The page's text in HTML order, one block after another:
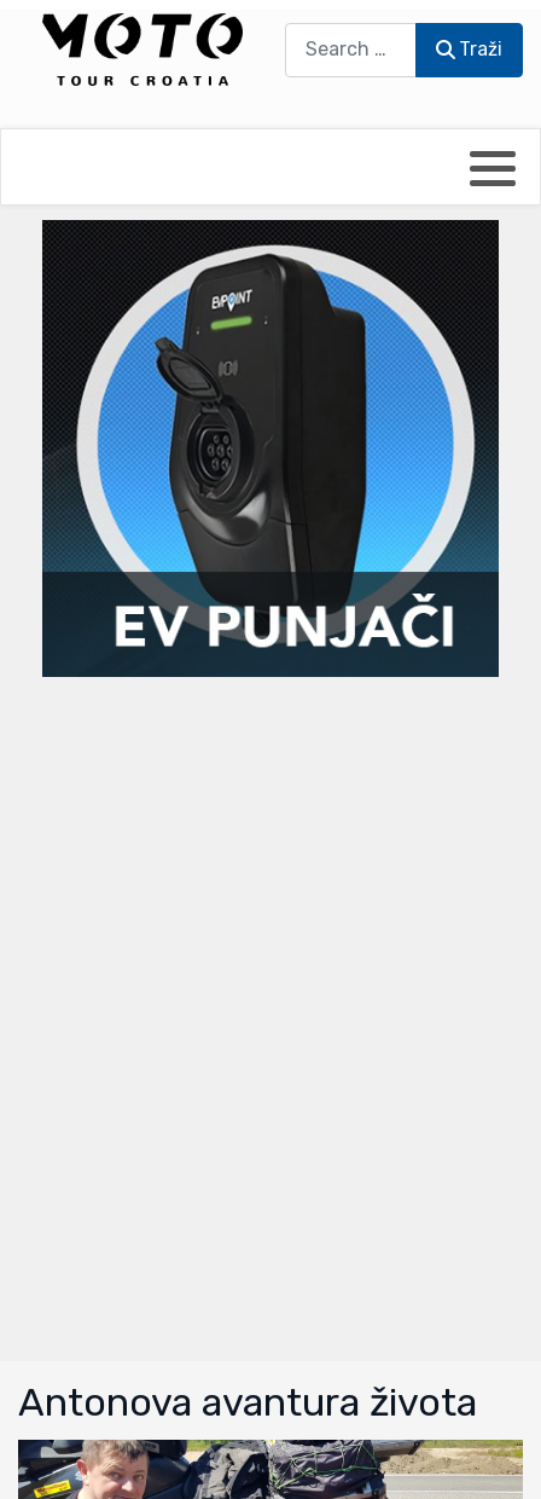
Traži
Antonova avantura života
UmPaDrum
Moto servisi
Impressum
Damir Žerić - ELPASSO
Dario Dinter - Moto TOZ
Igor Kreč - UmPaDrum
Igor Kukec Brmbi
Slaven Gajdek
MTC - Moto Tour Croatia
Moto putopisi
Vikend vožnje
Zanimljivost
Najave i noviteti